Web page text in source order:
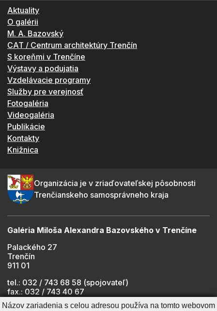
Aktuality
O galérii
M. A. Bazovský
CAT / Centrum architektúry Trenčín
S koreňmi v Trenčíne
Výstavy a podujatia
Vzdelávacie programy
Služby pre verejnosť
Fotogaléria
Videogaléria
Publikácie
Kontakty
Knižnica
Organizácia je v zriaďovateľskej pôsobnosti
Trenčianskeho samosprávneho kraja
Galéria Miloša Alexandra Bazovského v Trenčíne
Palackého 27
Trenčín
911 01
tel.: 032 / 743 68 58 (spojovateľ)
fax.: 032 / 743 40 67
e-mail:
info@gmab.sk
Názov zariadenia s celou adresou používa na tomto webovom